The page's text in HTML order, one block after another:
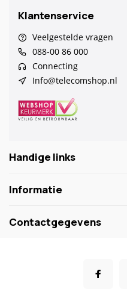
Klantenservice
Veelgestelde vragen
088-00 86 000
Connecting
Info@telecomshop.nl
Handige links
Informatie
Contactgegevens